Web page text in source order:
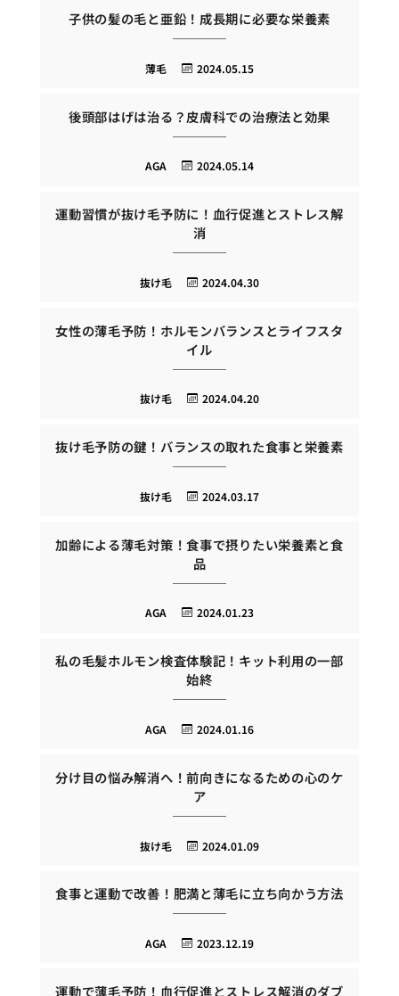
子供の髪の毛と亜鉛！成長期に必要な栄養素
2024.05.15
薄毛
後頭部はげは治る？皮膚科での治療法と効果
2024.05.14
AGA
運動習慣が抜け毛予防に！血行促進とストレス解
消
2024.04.30
抜け毛
女性の薄毛予防！ホルモンバランスとライフスタ
イル
2024.04.20
抜け毛
抜け毛予防の鍵！バランスの取れた食事と栄養素
2024.03.17
抜け毛
加齢による薄毛対策！食事で摂りたい栄養素と食
品
2024.01.23
AGA
私の毛髪ホルモン検査体験記！キット利用の一部
始終
2024.01.16
AGA
分け目の悩み解消へ！前向きになるための心のケ
ア
2024.01.09
抜け毛
食事と運動で改善！肥満と薄毛に立ち向かう方法
2023.12.19
AGA
運動で薄毛予防！血行促進とストレス解消のダブ